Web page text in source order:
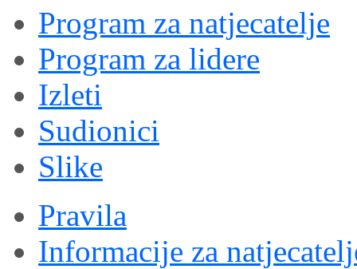
Program za natjecatelje
Program za lidere
Izleti
Sudionici
Slike
Pravila
Informacije za